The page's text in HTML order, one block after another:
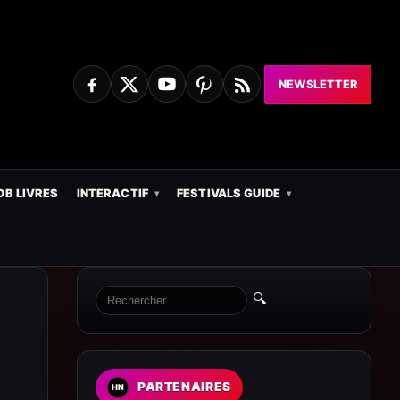
NEWSLETTER
LIVRES INTERACTIF FESTIVALS GUIDE
🔍
PARTENAIRES